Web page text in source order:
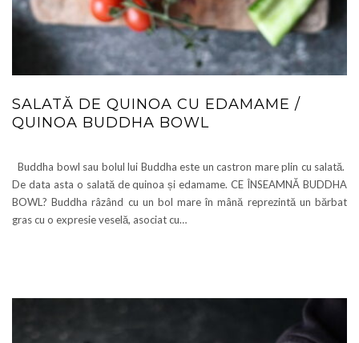
SALATĂ DE QUINOA CU EDAMAME /
QUINOA BUDDHA BOWL
Buddha bowl sau bolul lui Buddha este un castron mare plin cu salată.
De data asta o salată de quinoa și edamame. CE ÎNSEAMNĂ BUDDHA
BOWL? Buddha râzând cu un bol mare în mână reprezintă un bărbat
gras cu o expresie veselă, asociat cu…